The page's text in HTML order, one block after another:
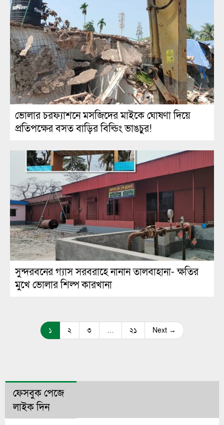
ভোলার চরফ্যাশনে মসজিদের মাইকে ঘোষণা দিয়ে
প্রতিপক্ষের বসত বাড়ির বিল্ডিং ভাঙচুর!
সুন্দরবনের গ্যাস সরবরাহে নানান তালবাহানা- ক্ষতির
মুখে ভোলার শিল্প কারখানা
১ ২ ৩ … ২১ Next →
ফেসবুক পেজে
লাইক দিন